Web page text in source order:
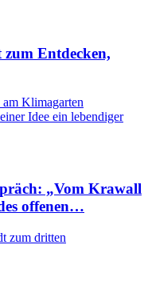
Entdecken,
Klimagarten
Idee ein lebendiger
„Vom Krawall
offenen…
zum dritten